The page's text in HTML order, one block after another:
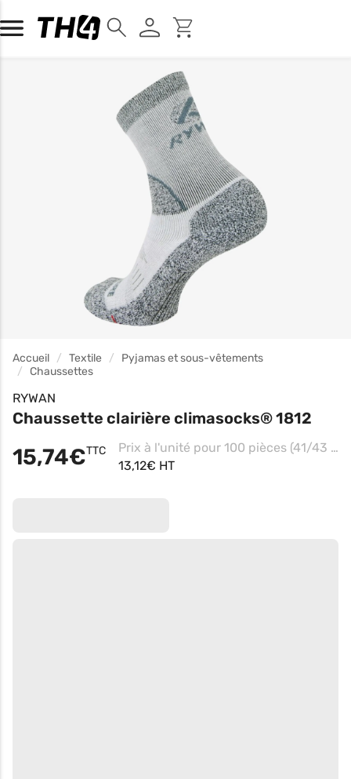
Accueil Textile
Pyjamas et sous-vêtements
Chaussettes
RYWAN
Chaussette clairière climasocks® 1812
15,74€TTC
Prix à l'unité pour 100 pièces (41/43 - Beige)
13,12€ HT